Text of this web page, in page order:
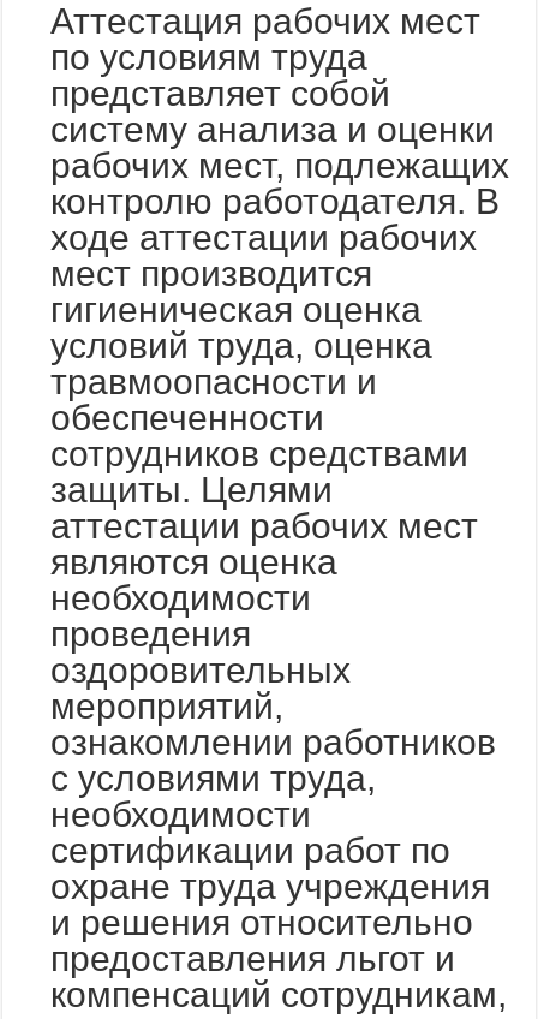
Аттестация рабочих мест
по условиям труда
представляет собой
систему анализа и оценки
рабочих мест, подлежащих
контролю работодателя. В
ходе аттестации рабочих
мест производится
гигиеническая оценка
условий труда, оценка
травмоопасности и
обеспеченности
сотрудников средствами
защиты. Целями
аттестации рабочих мест
являются оценка
необходимости
проведения
оздоровительных
мероприятий,
ознакомлении работников
с условиями труда,
необходимости
сертификации работ по
охране труда учреждения
и решения относительно
предоставления льгот и
компенсаций сотрудникам,